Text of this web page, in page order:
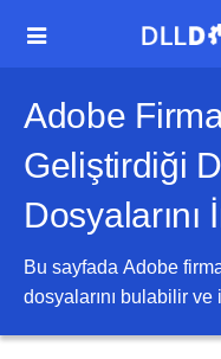

Adobe
Geliştirdiği
Dosyalarını
Bu sayfada Adobe
dosyalarını bulabilir